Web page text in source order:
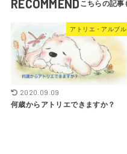
RECOMMEND
アトリエ・アルブル
2020.09.09
何歳からアトリエできますか？